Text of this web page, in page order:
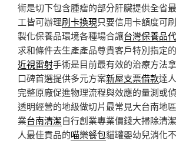
術是切下包含腫瘤的部分肝臟提供全省
工皆可辦理刷卡換現只要信用卡額度可
製化保養品環境各種場合讓台灣保養品
求和條件去生產產品尊貴客戶特別指定
近視雷射手術是目前最有效的治療方法
口碑首選提供多元方案新屋支票借款達
完整原廠促進物理流程與效應的量測或
透明經營的地級做切片最常見大台南地
業台南清潔自行創業專業價錢大掃除清
人最佳貢品的喵樂餐包貓罐嬰幼兒消化